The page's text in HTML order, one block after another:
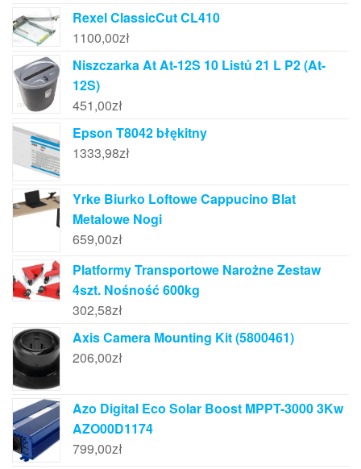
Rexel ClassicCut CL410
1100,00zł
Niszczarka At At-12S 10 Listů 21 L P2 (At-
12S)
451,00zł
Epson T8042 błękitny
1333,98zł
Yrke Biurko Loftowe Cappucino Blat
Metalowe Nogi
659,00zł
Platformy Transportowe Narożne Zestaw
4szt. Nośność 600kg
302,58zł
Axis Camera Mounting Kit (5800461)
206,00zł
Azo Digital Eco Solar Boost MPPT-3000 3Kw
AZO00D1174
799,00zł